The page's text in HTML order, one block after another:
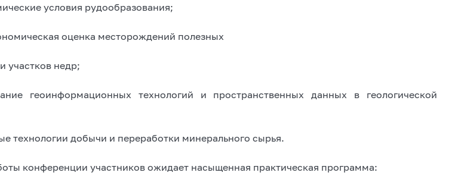
условия рудообразования;
оценка месторождений полезных
участков недр;
геоинформационных технологий и пространственных данных в геологической
технологии добычи и переработки минерального сырья.
конференции участников ожидает насыщенная практическая программа: